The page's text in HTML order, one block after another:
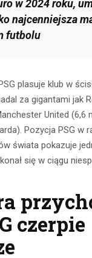
w 2024 roku,
najcenniejsza
futbolu
plasuje klub w
za gigantami jak
United (6,6
Pozycja PSG w
świata pokazuje
się w ciągu
czerpie